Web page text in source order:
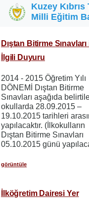
Ana içeriğe atla
Kuzey
Milli Eğitim
Dıştan Bitirme Sınavları
İlgili Duyuru
2014 - 2015 Öğretim
DÖNEMİ Dıştan Bitirme
Sınavları aşağıda
okullarda 28.09.2015 –
19.10.2015 tarihleri
yapılacaktır. (İlkokulların
Dıştan Bitirme Sınavları
05.10.2015 günü
görüntüle
İlköğretim Dairesi Yer